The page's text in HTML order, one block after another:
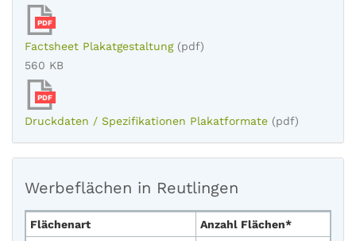
PDF
Factsheet Plakatgestaltung (pdf)
560 KB
PDF
Druckdaten / Spezifikationen Plakatformate (pdf)
Werbeflächen in Reutlingen
Flächenart
Anzahl Flächen*